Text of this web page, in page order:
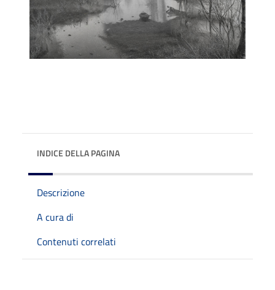
INDICE DELLA PAGINA
Descrizione
A cura di
Contenuti correlati